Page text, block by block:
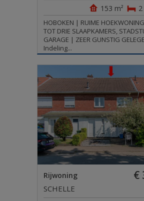
2
153 m²
HOBOKEN | RUIME
TOT DRIE SLAAPKAMERS,
GARAGE | ZEER GUNSTIG
Indeling...
Rijwoning €
SCHELLE